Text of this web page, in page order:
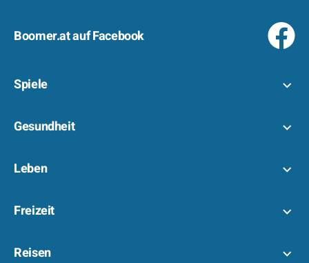
Boomer.at auf Facebook
Spiele
Gesundheit
Leben
Freizeit
Reisen